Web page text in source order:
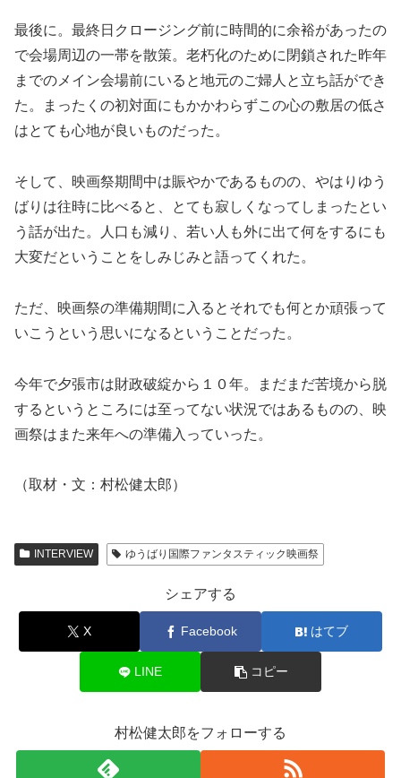
最後に。最終日クロージング前に時間的に余裕があったの
で会場周辺の一帯を散策。老朽化のために閉鎖された昨年
までのメイン会場前にいると地元のご婦人と立ち話ができ
た。まったくの初対面にもかかわらずこの心の敷居の低さ
はとても心地が良いものだった。
そして、映画祭期間中は賑やかであるものの、やはりゆう
ばりは往時に比べると、とても寂しくなってしまったとい
う話が出た。人口も減り、若い人も外に出て何をするにも
大変だということをしみじみと語ってくれた。
ただ、映画祭の準備期間に入るとそれでも何とか頑張って
いこうという思いになるということだった。
今年で夕張市は財政破綻から１０年。まだまだ苦境から脱
するというところには至ってない状況ではあるものの、映
画祭はまた来年への準備入っていった。
（取材・文：村松健太郎）
INTERVIEW ゆうばり国際ファンタスティック映画祭
シェアする
X Facebook はてブ
LINE コピー
村松健太郎をフォローする